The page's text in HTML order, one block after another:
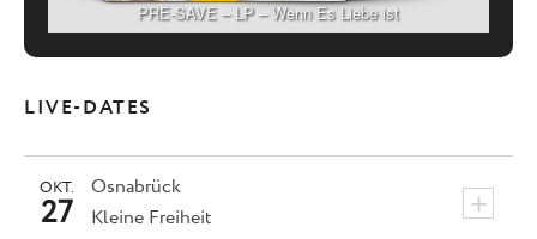
PRE-SAVE – LP – Wenn Es Liebe ist
LIVE-DATES
Osnabrück +
OKT.
27 Kleine Freiheit